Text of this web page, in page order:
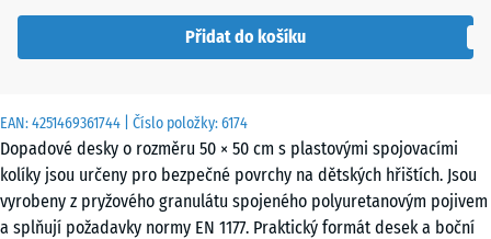
EAN:4251469361744 | Číslo položky:6174
Dopadové desky o rozměru 50 × 50 cm s plastovými spojovacími
kolíky jsou určeny pro bezpečné povrchy na dětských hřištích. Jsou
vyrobeny z pryžového granulátu spojeného polyuretanovým pojivem
a splňují požadavky normy EN 1177. Praktický formát desek a boční
béžová
Travní
zelená
+ 39,00 Kč
v údajích o
50
x
50
x
Přidat do košíku